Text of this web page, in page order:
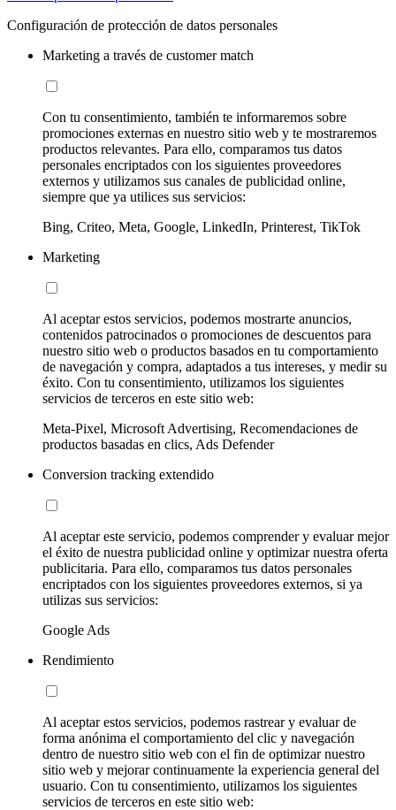
Configuración de protección de datos personales
Marketing a través de customer match
Con tu consentimiento, también te informaremos sobre
promociones externas en nuestro sitio web y te mostraremos
productos relevantes. Para ello, comparamos tus datos
personales encriptados con los siguientes proveedores
externos y utilizamos sus canales de publicidad online,
siempre que ya utilices sus servicios:
Bing, Criteo, Meta, Google, LinkedIn, Printerest, TikTok
Marketing
Al aceptar estos servicios, podemos mostrarte anuncios,
contenidos patrocinados o promociones de descuentos para
nuestro sitio web o productos basados en tu comportamiento
de navegación y compra, adaptados a tus intereses, y medir su
éxito. Con tu consentimiento, utilizamos los siguientes
servicios de terceros en este sitio web:
Meta-Pixel, Microsoft Advertising, Recomendaciones de
productos basadas en clics, Ads Defender
Conversion tracking extendido
Al aceptar este servicio, podemos comprender y evaluar mejor
el éxito de nuestra publicidad online y optimizar nuestra oferta
publicitaria. Para ello, comparamos tus datos personales
encriptados con los siguientes proveedores externos, si ya
utilizas sus servicios:
Google Ads
Rendimiento
Al aceptar estos servicios, podemos rastrear y evaluar de
forma anónima el comportamiento del clic y navegación
dentro de nuestro sitio web con el fin de optimizar nuestro
sitio web y mejorar continuamente la experiencia general del
usuario. Con tu consentimiento, utilizamos los siguientes
servicios de terceros en este sitio web: